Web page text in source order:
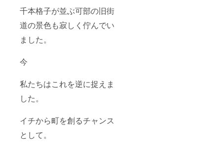
千本格子が並ぶ可部の旧街
道の景色も寂しく佇んでい
ました。
今
私たちはこれを逆に捉えま
した。
イチから町を創るチャンス
として。